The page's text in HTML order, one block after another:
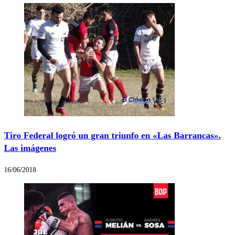
Tiro Federal logró un gran triunfo en «Las Barrancas».
Las imágenes
16/06/2018